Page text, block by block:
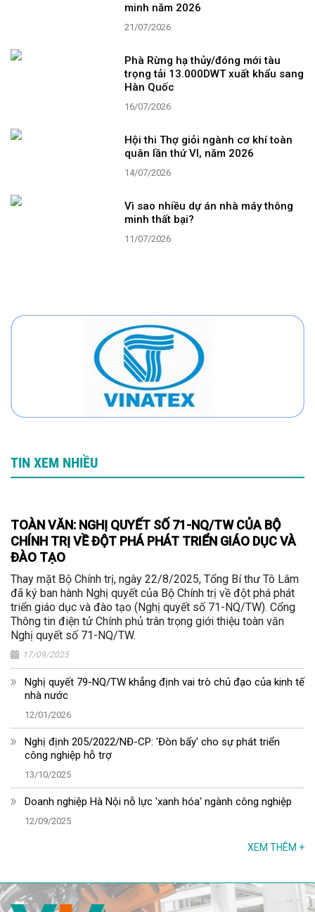
minh năm 2026
21/07/2026
Phà Rừng hạ thủy/đóng mới tàu
trọng tải 13.000DWT xuất khẩu sang
Hàn Quốc
16/07/2026
Hội thi Thợ giỏi ngành cơ khí toàn
quân lần thứ VI, năm 2026
14/07/2026
Vì sao nhiều dự án nhà máy thông
minh thất bại?
11/07/2026
TIN XEM NHIỀU
TOÀN VĂN: NGHỊ QUYẾT SỐ 71-NQ/TW CỦA BỘ
CHÍNH TRỊ VỀ ĐỘT PHÁ PHÁT TRIỂN GIÁO DỤC VÀ
ĐÀO TẠO
Thay mặt Bộ Chính trị, ngày 22/8/2025, Tổng Bí thư Tô Lâm
đã ký ban hành Nghị quyết của Bộ Chính trị về đột phá phát
triển giáo dục và đào tạo (Nghị quyết số 71-NQ/TW). Cổng
Thông tin điện tử Chính phủ trân trọng giới thiệu toàn văn
Nghị quyết số 71-NQ/TW.
17/09/2025
Nghị quyết 79-NQ/TW khẳng định vai trò chủ đạo của kinh tế
nhà nước
12/01/2026
Nghị định 205/2022/NĐ-CP: 'Đòn bẩy' cho sự phát triển
công nghiệp hỗ trợ
13/10/2025
Doanh nghiệp Hà Nội nỗ lực 'xanh hóa' ngành công nghiệp
12/09/2025
XEM THÊM +